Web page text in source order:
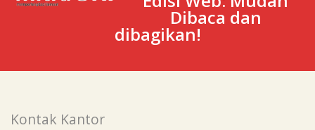
Dibaca dan
dibagikan!
Kontak Kantor